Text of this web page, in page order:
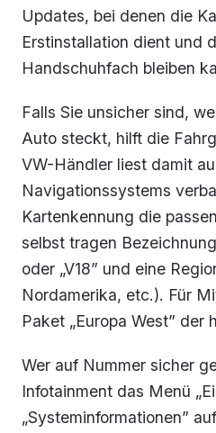
Updates, bei denen die
Erstinstallation dient und
Handschuhfach bleiben
Falls Sie unsicher sind,
Auto steckt, hilft die
VW-Händler liest damit
Navigationssystems
Kartenkennung die
selbst tragen
oder „V18” und eine
Nordamerika, etc.). Für
Paket „Europa West” der
Wer auf Nummer sicher
Infotainment das Menü
„Systeminformationen”